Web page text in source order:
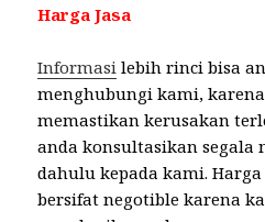
Harga Jasa
Informasi lebih rinci bisa
menghubungi kami,
memastikan kerusakan
anda konsultasikan segala
dahulu kepada kami.
bersifat negotible karena